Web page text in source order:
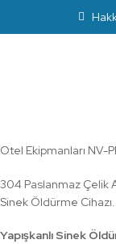
Otel Ekipmanları NV-
304 Paslanmaz Çelik
Sinek Öldürme Cihazı.
Yapışkanlı Sinek